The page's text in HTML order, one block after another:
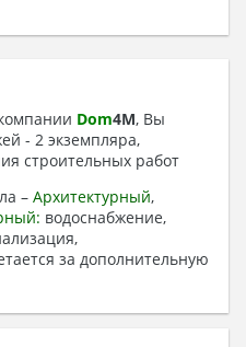
Dom4M, Вы
- 2 экземпляра,
строительных работ
– Архитектурный,
водоснабжение,
за дополнительную